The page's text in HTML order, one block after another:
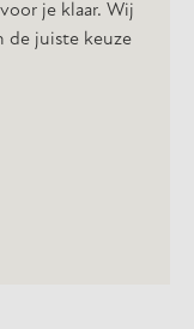
je klaar. Wij
de juiste keuze